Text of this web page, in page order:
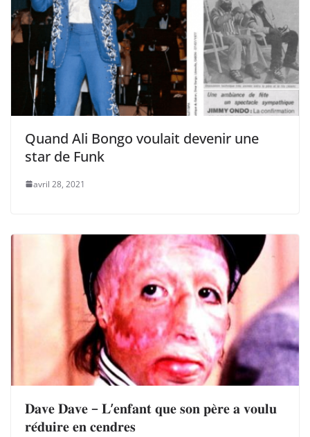
Quand Ali Bongo voulait devenir une
star de Funk
avril 28, 2021
𝐃𝐚𝐯𝐞 𝐃𝐚𝐯𝐞 – 𝐋’𝐞𝐧𝐟𝐚𝐧𝐭 𝐪𝐮𝐞 𝐬𝐨𝐧 𝐩𝐞̀𝐫𝐞 𝐚 𝐯𝐨𝐮𝐥𝐮
𝐫𝐞́𝐝𝐮𝐢𝐫𝐞 𝐞𝐧 𝐜𝐞𝐧𝐝𝐫𝐞𝐬